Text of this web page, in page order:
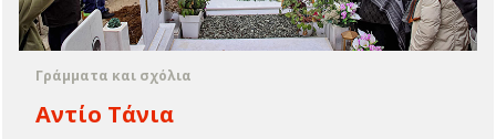
Γράμματα και σχόλια
Αντίο Τάνια